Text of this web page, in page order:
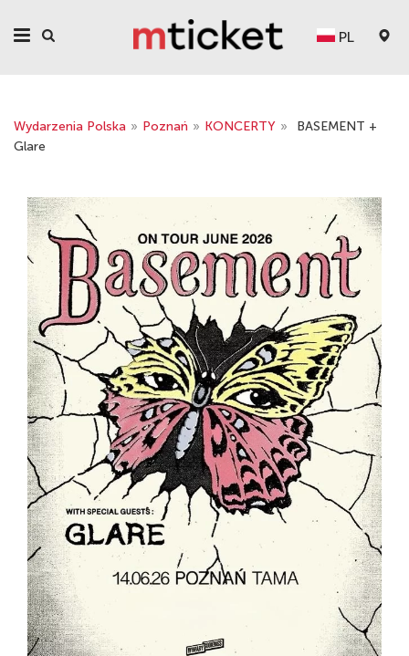
PL
Wydarzenia Polska » Poznań » KONCERTY »
BASEMENT +
Glare